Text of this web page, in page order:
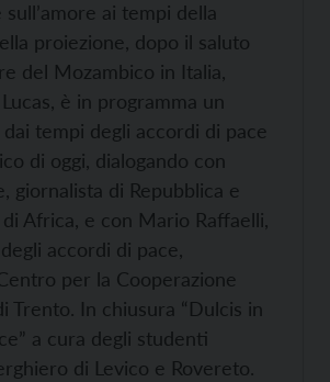
ai tempi della
proiezione, dopo il saluto
del Mozambico in Italia,
è in programma un
tempi degli accordi di pace
di oggi, dialogando con
giornalista di Repubblica e
Africa, e con Mario Raffaelli,
accordi di pace,
per la Cooperazione
Trento. In chiusura “Dulcis in
a cura degli studenti
di Levico e Rovereto.